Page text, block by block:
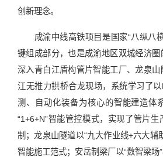
创新理念。
成渝中线高铁项目是国家“八纵八
键组成部分，也是成渝地区双城经济圈
深入青白江盾构管片智能工厂、龙泉
江无推力拱桥合龙现场，系统学习了
测、自动化装备为核心的智能建造体
“1+6+N”智能管控模式，实现了管片
制；龙泉山隧道以“九大作业线+六大辅
智能施工范式；安岳制梁厂以“数智梁场